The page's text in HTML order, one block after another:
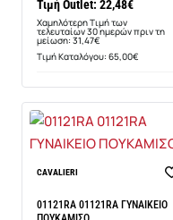
Τιμή Outlet: 22,48€
Χαμηλότερη Τιμή των
τελευταίων 30 ημερών πριν τη
μείωση: 31,47€
Τιμή Καταλόγου: 65,00€
-29%
CAVALIERI
01121RA 01121RA ΓΥΝΑΙΚΕΙΟ